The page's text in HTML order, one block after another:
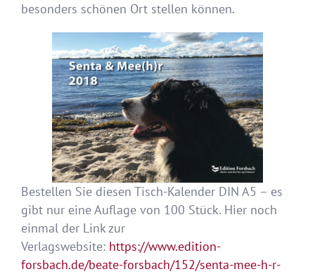
besonders schönen Ort stellen können.
Bestellen Sie diesen Tisch-Kalender DIN A5 – es
gibt nur eine Auflage von 100 Stück. Hier noch
einmal der Link zur
Verlagswebsite: https://www.edition-
forsbach.de/beate-forsbach/152/senta-mee-h-r-